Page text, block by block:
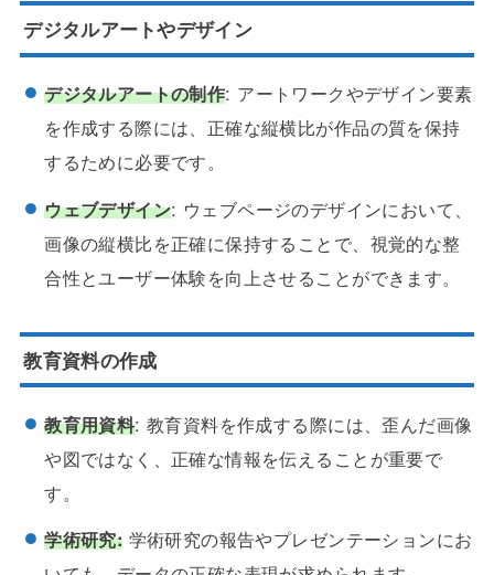
デジタルアートやデザイン
デジタルアートの制作: アートワークやデザイン要素
を作成する際には、正確な縦横比が作品の質を保持
するために必要です。
ウェブデザイン: ウェブページのデザインにおいて、
画像の縦横比を正確に保持することで、視覚的な整
合性とユーザー体験を向上させることができます。
教育資料の作成
教育用資料: 教育資料を作成する際には、歪んだ画像
や図ではなく、正確な情報を伝えることが重要で
す。
学術研究: 学術研究の報告やプレゼンテーションにお